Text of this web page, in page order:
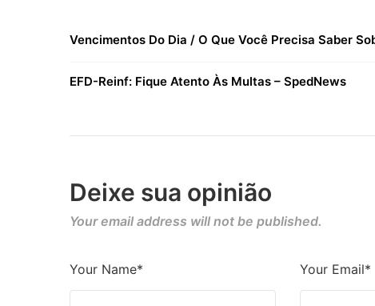
Vencimentos Do Dia / O Que Você Precisa Saber
EFD-Reinf: Fique Atento Às Multas – SpedNews
Deixe sua opinião
Your email address will not be published.
Your Name* Your Email*